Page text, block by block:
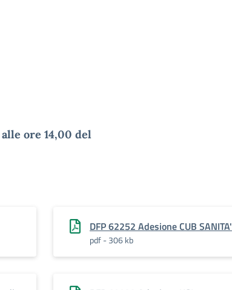
ore 14,00 del
DFP 62252 Adesione CUB SANITA'
pdf - 306 kb